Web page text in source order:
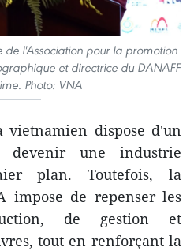
de l'Association pour la promotion
et directrice du DANAFF
Photo: VNA
vietnamien dispose d'un
une industrie
plan. Toutefois, la
impose de repenser les
de gestion et
tout en renforçant la